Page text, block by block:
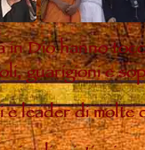
in Dio hanno
guarigioni e
leader di molte